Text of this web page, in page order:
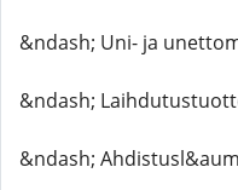
&ndash; Uni- ja
&ndash;
&ndash;